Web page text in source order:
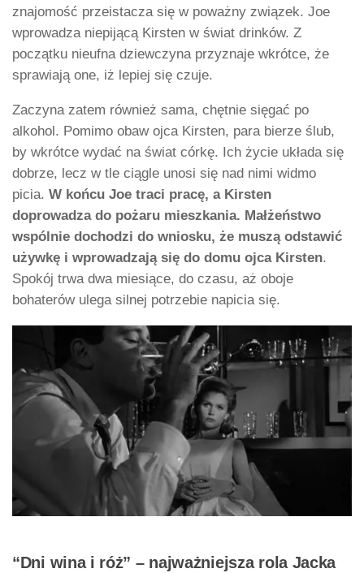
znajomość przeistacza się w poważny związek. Joe
wprowadza niepijącą Kirsten w świat drinków. Z
początku nieufna dziewczyna przyznaje wkrótce, że
sprawiają one, iż lepiej się czuje.
Zaczyna zatem również sama, chętnie sięgać po
alkohol. Pomimo obaw ojca Kirsten, para bierze ślub,
by wkrótce wydać na świat córkę. Ich życie układa się
dobrze, lecz w tle ciągle unosi się nad nimi widmo
picia. W końcu Joe traci pracę, a Kirsten
doprowadza do pożaru mieszkania. Małżeństwo
wspólnie dochodzi do wniosku, że muszą odstawić
używkę i wprowadzają się do domu ojca Kirsten.
Spokój trwa dwa miesiące, do czasu, aż oboje
bohaterów ulega silnej potrzebie napicia się.
“Dni wina i róż” – najważniejsza rola Jacka